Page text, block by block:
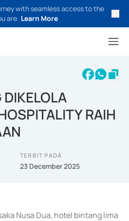
with seamless access to the
are. Learn More
DIKELOLA
RAIH
TERBIT PADA
23 December 2025
Nusa Dua, hotel bintang lima